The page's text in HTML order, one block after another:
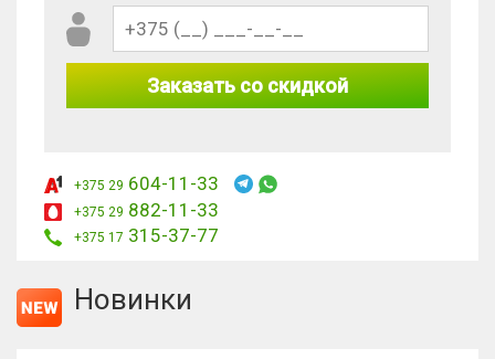
Заказать со скидкой
+375 29 604-11-33
+375 29 882-11-33
+375 17 315-37-77
Новинки